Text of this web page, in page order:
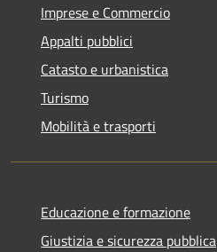
Imprese e Commercio
Appalti pubblici
Catasto e urbanistica
Turismo
Mobilità e trasporti
Educazione e formazione
Giustizia e sicurezza pubblica